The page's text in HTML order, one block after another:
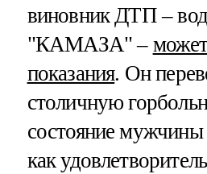
виновник ДТП –
"КАМАЗА" –
показания. Он
столичную
состояние мужчины
как